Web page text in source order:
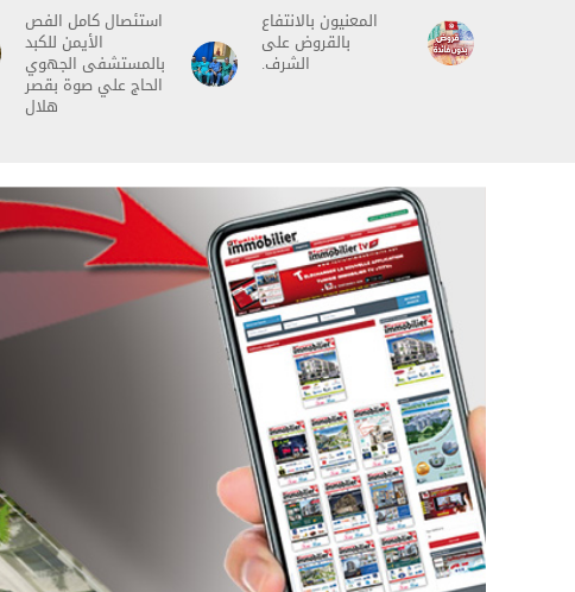
المعنيون بالانتفاع
بالقروض على
الشرف.
استئصال كامل الفص
الأيمن للكبد
بالمستشفى الجهوي
الحاج علي صوة بقصر
هلال